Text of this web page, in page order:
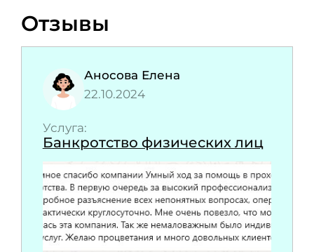
Отзывы
Аносова Елена
22.10.2024
Услуга:
Банкротство физических лиц